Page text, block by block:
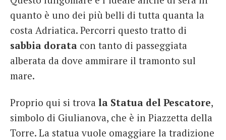
quanto è uno dei più belli di tutta quanta la
costa Adriatica. Percorri questo tratto di
sabbia dorata con tanto di passeggiata
alberata da dove ammirare il tramonto sul
mare.
Proprio qui si trova la Statua del Pescatore,
simbolo di Giulianova, che è in Piazzetta della
Torre. La statua vuole omaggiare la tradizione